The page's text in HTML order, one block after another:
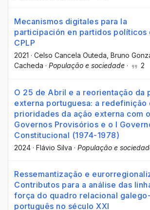
Mecanismos digitales para la
participación en partidos políticos
CPLP
2021 · Celso Cancela Outeda , Bruno
Cacheda · População e sociedade · 2
O 25 de Abril e a reorientação da
externa portuguesa: a redefinição
prioridades da ação externa com
Governos Provisórios e o I
Constitucional (1974-1978)
2024 · Flávio Silva · População e
Ressemantização e
Contributos para a análise das
força do quadro relacional galego-
português no século XXI